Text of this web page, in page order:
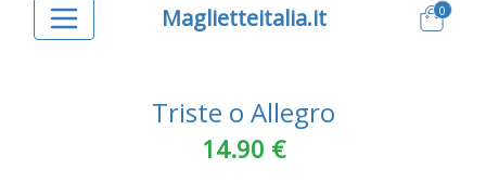
Maglietteitalia.it 0
Triste o Allegro
14.90 €